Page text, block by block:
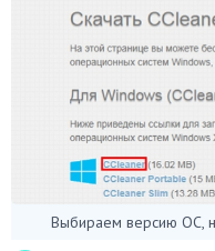
Выбираем версию ОС,